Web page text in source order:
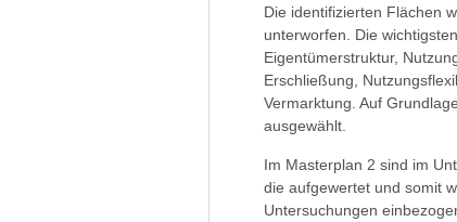
Die identifizierten Flächen
unterworfen. Die
Eigentümerstruktur,
Erschließung,
Vermarktung. Auf
ausgewählt.
Im Masterplan 2 sind im
die aufgewertet und somit
Untersuchungen